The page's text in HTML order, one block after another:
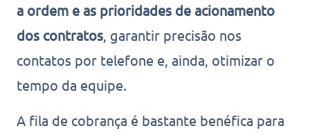
a ordem e as prioridades de acionamento
dos contratos, garantir precisão nos
contatos por telefone e, ainda, otimizar o
tempo da equipe.
A fila de cobrança é bastante benéfica para